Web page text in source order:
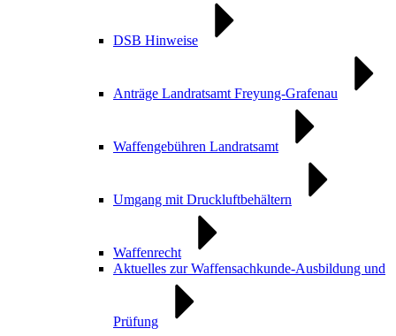
DSB Hinweise
Anträge Landratsamt Freyung-Grafenau
Waffengebühren Landratsamt
Umgang mit Druckluftbehältern
Waffenrecht
Aktuelles zur Waffensachkunde-Ausbildung und
Prüfung